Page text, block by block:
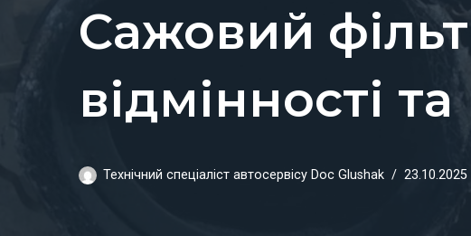
Сажовий
відмінності
Технічний спеціаліст автосервісу Doc Glushak 23.10.2025